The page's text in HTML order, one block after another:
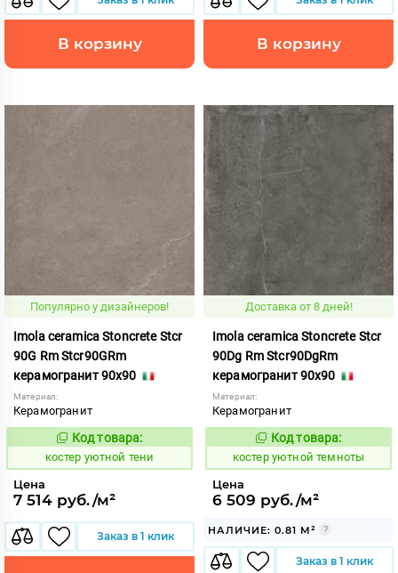
В корзину В корзину
Популярно у дизайнеров!
Imola ceramica Stoncrete Stcr
90G Rm Stcr90GRm
керамогранит 90x90
Материал:
Керамогранит
810728
Код товара:
костер уютной тени
Цена
7 514 руб./м²
Заказ в 1 клик
Доставка от 8 дней!
Imola ceramica Stoncrete Stcr
90Dg Rm Stcr90DgRm
керамогранит 90x90
Материал:
Керамогранит
810727
Код товара:
костер уютной темноты
Цена
6 509 руб./м²
НАЛИЧИЕ: 0.81 М²
Заказ в 1 клик